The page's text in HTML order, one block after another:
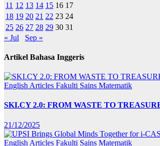
11 12 13 14 15 16 17
18 19 20 21 22 23 24
25 26 27 28 29 30 31
« Jul
Sep »
Artikel Bahasa Inggeris
English Articles Fakulti Sains Matematik
SKI.CY 2.0: FROM WASTE TO
21/12/2025
English Articles Fakulti Sains Matematik